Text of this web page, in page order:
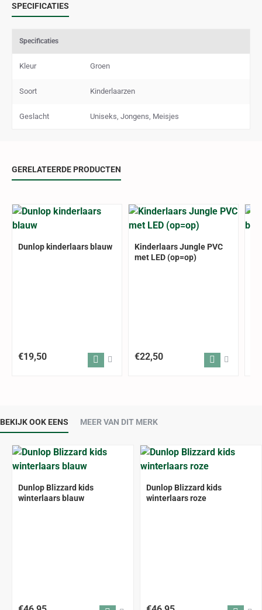
SPECIFICATIES
Specificaties
Kleur Groen
Soort Kinderlaarzen
Geslacht Uniseks, Jongens, Meisjes
GERELATEERDE PRODUCTEN
Dunlop kinderlaars blauw
€19,50
OP = OP
Kinderlaars Jungle PVC
met LED (op=op)
€22,50
BEKIJK OOK EENS MEER VAN DIT MERK
Dunlop Blizzard kids
winterlaars blauw
Dunlop Blizzard kids
winterlaars roze